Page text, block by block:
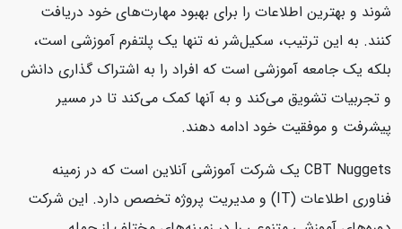
شوند و بهترین اطلاعات را برای بهبود مهارت‌های خود دریافت
کنند. به این ترتیب، سکیل‌شر نه تنها یک پلتفرم آموزشی است،
بلکه یک جامعه آموزشی است که افراد را به اشتراک گذاری دانش
و تجربیات تشویق می‌کند و به آنها کمک می‌کند تا در مسیر
پیشرفت و موفقیت خود ادامه دهند.
CBT Nuggets یک شرکت آموزشی آنلاین است که در زمینه
فناوری اطلاعات (IT) و مدیریت پروژه تخصص دارد. این شرکت